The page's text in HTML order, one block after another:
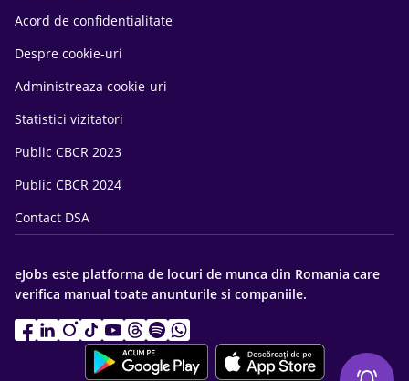
Acord de confidentialitate
Despre cookie-uri
Administreaza cookie-uri
Statistici vizitatori
Public CBCR 2023
Public CBCR 2024
Contact DSA
eJobs este platforma de locuri de munca din Romania care
verifica manual toate anunturile si companiile.